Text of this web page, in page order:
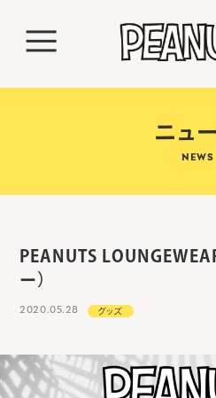
ニュ
NEWS
PEANUTS
ー）
2020.05.28 グッズ